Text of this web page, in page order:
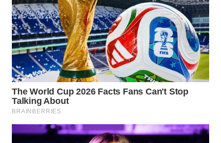
WN
PURWAKARTA
WN
PRIANGAN
TIMUR
WN
SEMARANG
WN